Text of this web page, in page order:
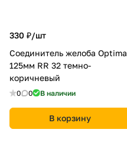
330 ₽/шт
Соединитель желоба Optima
125мм RR 32 темно-
коричневый
0 0 В наличии
В корзину